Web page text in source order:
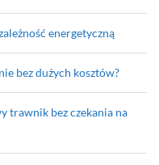
energetyczną
bez dużych kosztów?
trawnik bez czekania na